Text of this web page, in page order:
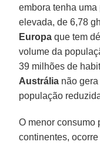
embora tenha
elevada, de 6,78
Europa que tem
volume da
39 milhões de
Austrália não
população
O menor consumo
continentes,